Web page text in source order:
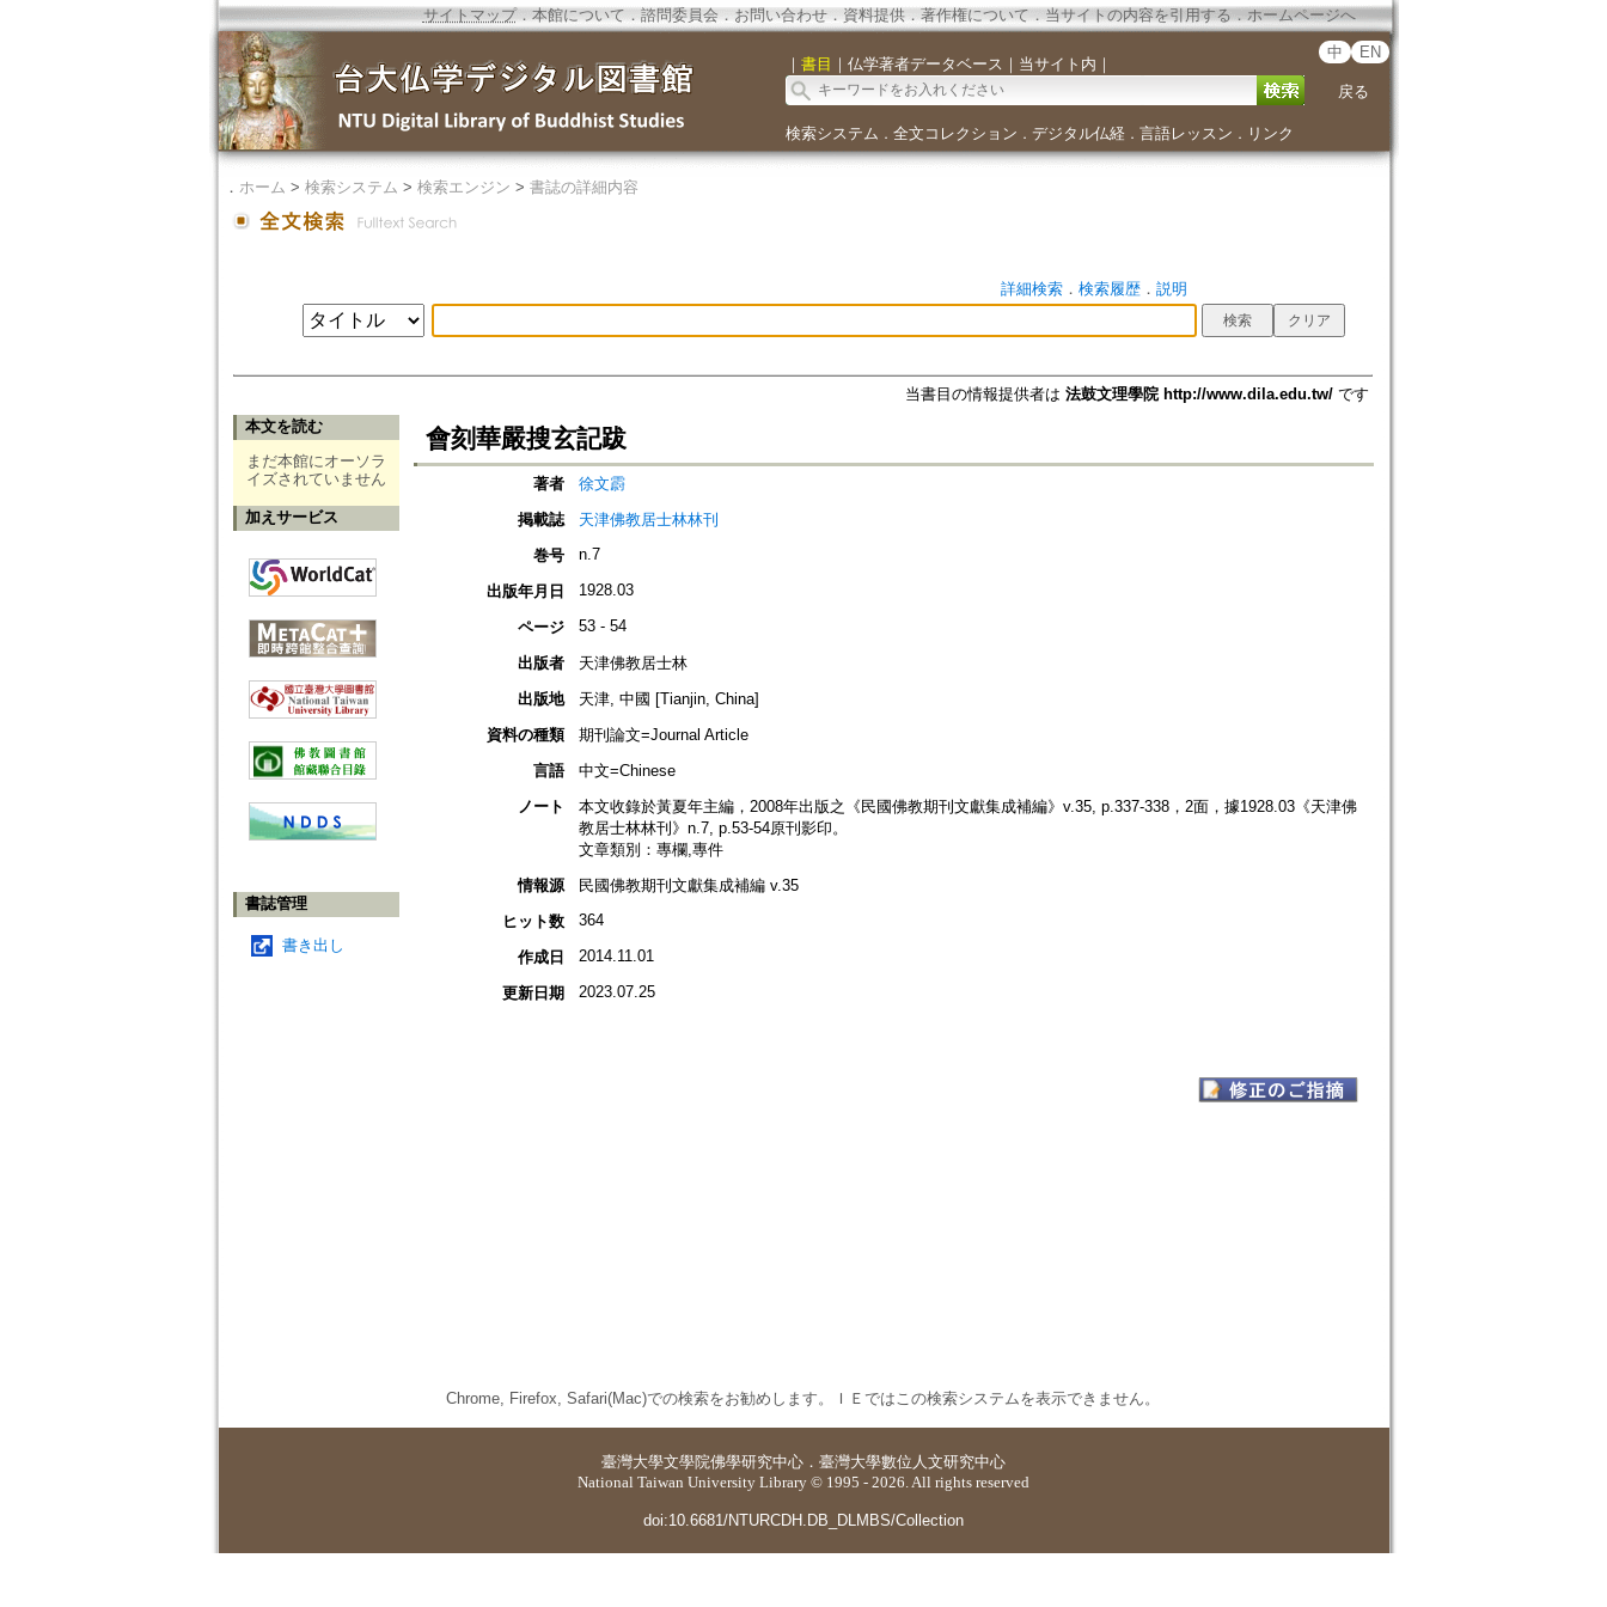
サイトマップ．本館について ． 諮問委員会． お問い合わせ． 資料提供． 著作権について．当サイトの内容を引用する ． ホームページへ
｜ 書目 ｜ 仏学著者データベース ｜ 当サイト内 ｜
中 EN
戻る
検索システム ． 全文コレクション ． デジタル仏経． 言語レッスン ． リンク
． ホーム > 検索システム > 検索エンジン > 書誌の詳細内容
詳細検索． 検索履歴． 説明
当書目の情報提供者は 法鼓文理學院 http://www.dila.edu.tw/です
本文を読む
まだ本館にオーソラ
イズされていません
加えサービス
書誌管理
書き出し
會刻華嚴搜玄記跋
著者
徐文霨
掲載誌
天津佛教居士林林刊
巻号
n.7
出版年月日 1928.03
ページ 53 - 54
出版者
天津佛教居士林
出版地
天津, 中國 [Tianjin, China]
資料の種類
期刊論文=Journal Article
言語
中文=Chinese
ノート
本文收錄於黃夏年主編，2008年出版之《民國佛教期刊文獻集成補編》v.35, p.337-338，2面，據1928.03《天津佛
教居士林林刊》n.7, p.53-54原刊影印。
文章類別：專欄,專件
情報源
民國佛教期刊文獻集成補編 v.35
ヒット数
364
作成日 2014.11.01
更新日期 2023.07.25
Chrome, Firefox, Safari(Mac)での検索をお勧めします。ＩＥではこの検索システムを表示できません。
臺灣大學文學院佛學研究中心 ． 臺灣大學數位人文研究中心
National Taiwan University Library © 1995 - 2026. All rights reserved
doi:10.6681/NTURCDH.DB_DLMBS/Collection